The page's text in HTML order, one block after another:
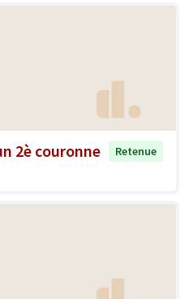
2è couronne
Retenue